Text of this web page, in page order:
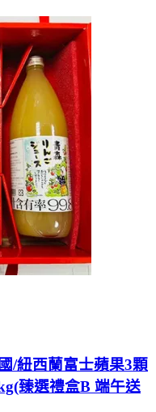
/紐西蘭富士蘋果3顆
臻選禮盒B 端午送